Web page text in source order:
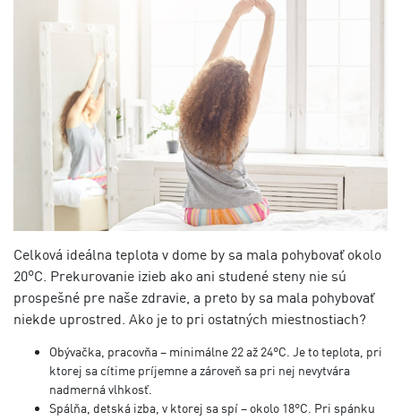
Celková ideálna teplota v dome by sa mala pohybovať okolo
20°C. Prekurovanie izieb ako ani studené steny nie sú
prospešné pre naše zdravie, a preto by sa mala pohybovať
niekde uprostred. Ako je to pri ostatných miestnostiach?
Obývačka, pracovňa – minimálne 22 až 24°C. Je to teplota, pri
ktorej sa cítime príjemne a zároveň sa pri nej nevytvára
nadmerná vlhkosť.
Spálňa, detská izba, v ktorej sa spí – okolo 18°C. Pri spánku